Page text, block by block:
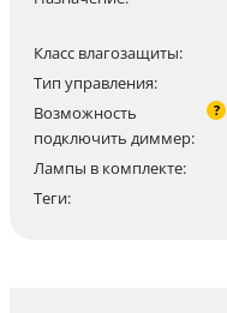
Класс влагозащиты:
Тип управления:
Возможность
подключить диммер:
?
Лампы в комплекте:
Теги: